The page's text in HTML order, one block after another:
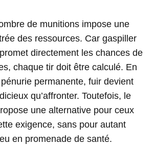
de munitions impose une
des ressources. Car gaspiller
directement les chances de
chaque tir doit être calculé. En
permanente, fuir devient
qu’affronter. Toutefois, le
une alternative pour ceux
exigence, sans pour autant
en promenade de santé.